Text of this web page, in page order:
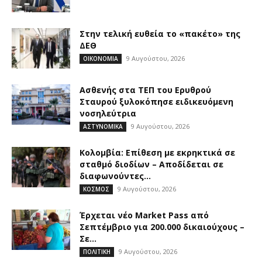
Στην τελική ευθεία το «πακέτο» της
ΔΕΘ
ΟΙΚΟΝΟΜΙΑ 9 Αυγούστου, 2026
Ασθενής στα ΤΕΠ του Ερυθρού
Σταυρού ξυλοκόπησε ειδικευόμενη
νοσηλεύτρια
ΑΣΤΥΝΟΜΙΚΑ 9 Αυγούστου, 2026
Κολομβία: Επίθεση με εκρηκτικά σε
σταθμό διοδίων – Αποδίδεται σε
διαφωνούντες...
ΚΟΣΜΟΣ 9 Αυγούστου, 2026
Έρχεται νέο Market Pass από
Σεπτέμβριο για 200.000 δικαιούχους –
Σε...
ΠΟΛΙΤΙΚΗ 9 Αυγούστου, 2026